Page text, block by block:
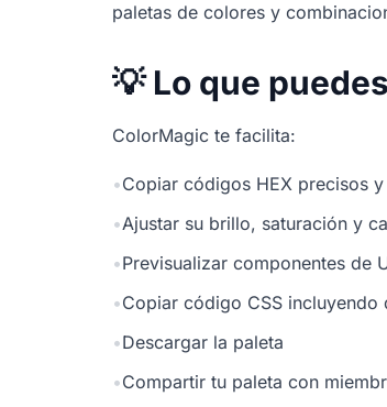
paletas de colores y
💡 Lo que
ColorMagic te facilita:
•Copiar códigos HEX precisos
•Ajustar su brillo, saturación y
•Previsualizar componentes de
•Copiar código CSS
•Descargar la paleta
•Compartir tu paleta con